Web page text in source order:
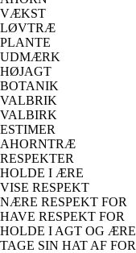
VÆKST
LØVTRÆ
PLANTE
UDMÆRK
HØJAGT
BOTANIK
VALBRIK
VALBIRK
ESTIMER
AHORNTRÆ
RESPEKTER
HOLDE I ÆRE
VISE RESPEKT
NÆRE RESPEKT FOR
HAVE RESPEKT FOR
HOLDE I AGT OG ÆRE
TAGE SIN HAT AF FOR